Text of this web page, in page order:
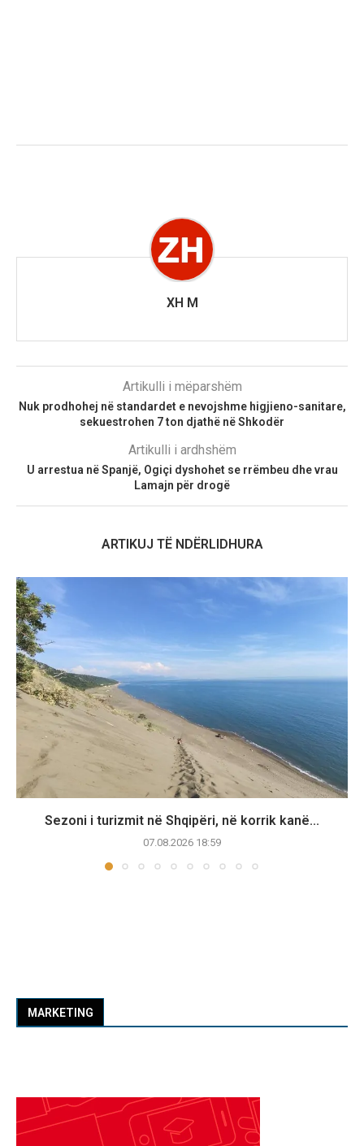
XH M
Artikulli i mëparshëm
Nuk prodhohej në standardet e nevojshme higjieno-sanitare,
sekuestrohen 7 ton djathë në Shkodër
Artikulli i ardhshëm
U arrestua në Spanjë, Ogiçi dyshohet se rrëmbeu dhe vrau
Lamajn për drogë
ARTIKUJ TË NDËRLIDHURA
Sezoni i turizmit në Shqipëri, në korrik kanë...
07.08.2026 18:59
MARKETING